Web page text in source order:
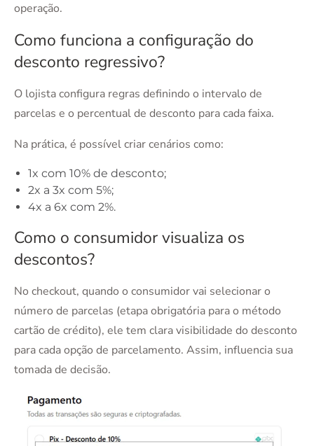
operação.
Como funciona a configuração do
desconto regressivo?
O lojista configura regras definindo o intervalo de
parcelas e o percentual de desconto para cada faixa.
Na prática, é possível criar cenários como:
1x com 10% de desconto;
2x a 3x com 5%;
4x a 6x com 2%.
Como o consumidor visualiza os
descontos?
No checkout, quando o consumidor vai selecionar o
número de parcelas (etapa obrigatória para o método
cartão de crédito), ele tem clara visibilidade do desconto
para cada opção de parcelamento. Assim, influencia sua
tomada de decisão.